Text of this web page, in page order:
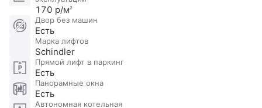
170 р/м2
Двор без машин
Есть
Марка лифтов
Schindler
Прямой лифт в паркинг
Есть
Панорамные окна
Есть
Автономная котельная